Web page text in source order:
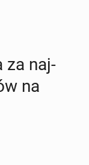
za naj­
na